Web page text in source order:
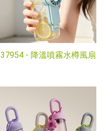
37954 - 降溫噴霧水樽風扇